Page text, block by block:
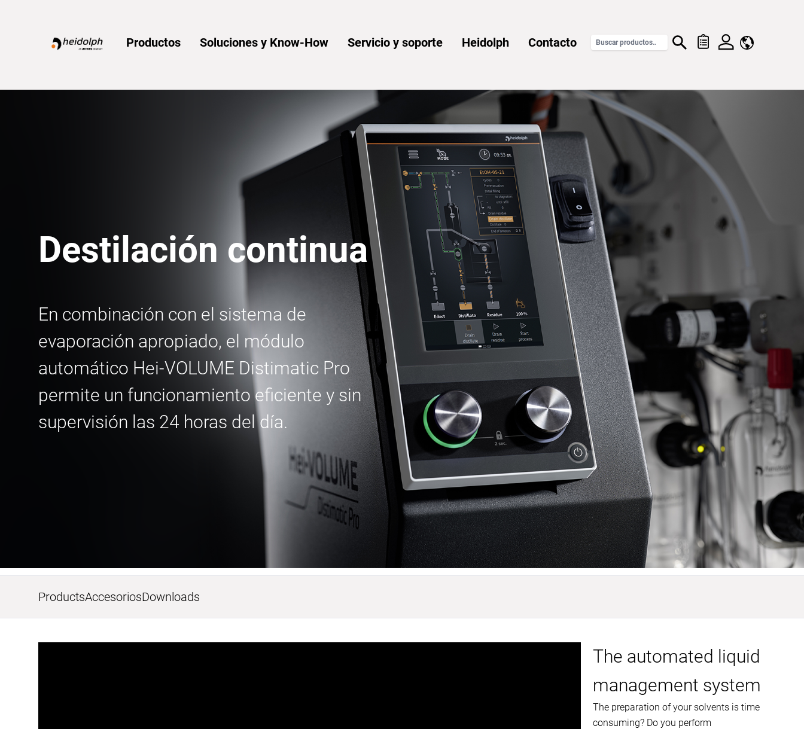
Productos Soluciones y Know-How Servicio y soporte Heidolph Contacto
Destilación continua
En combinación con el sistema de
evaporación apropiado, el módulo
automático Hei-VOLUME Distimatic Pro
permite un funcionamiento eficiente y sin
supervisión las 24 horas del día.
ProductsAccesoriosDownloads
The automated liquid
management system
The preparation of your solvents is time
consuming? Do you perform